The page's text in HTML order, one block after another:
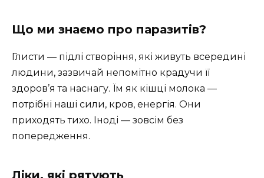
Що ми знаємо про паразитів?
Глисти — підлі створіння, які живуть всередині
людини, зазвичай непомітно крадучи її
здоров’я та наснагу. Їм як кішці молока —
потрібні наші сили, кров, енергія. Они
приходять тихо. Іноді — зовсім без
попередження.
Ліки, які рятують